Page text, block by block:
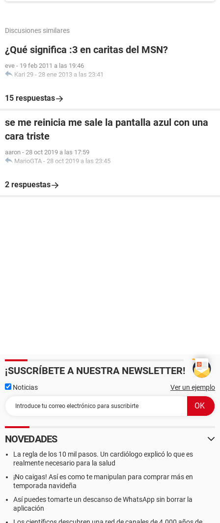
Discusiones similares
¿Qué significa :3 en caritas del MSN?
eve - 19 feb 2011 a las 19:46
Kari 29 - 28 ene 2013 a las 23:41
15 respuestas
se me reinicia me sale la pantalla azul con una
cara triste
aaron - 28 oct 2019 a las 17:59
MarioGTA - 28 oct 2019 a las 23:45
2 respuestas
¡SUSCRÍBETE A NUESTRA NEWSLETTER!
Noticias Ver un ejemplo
NOVEDADES
La regla de los 10 mil pasos. Un cardiólogo explicó lo que es
realmente necesario para la salud
¡No caigas! Así es como te manipulan para comprar más en
temporada navideña
Así puedes tomarte un descanso de WhatsApp sin borrar la
aplicación